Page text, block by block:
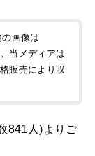
の画像は
当メディアは
販売により収
841人)よりご